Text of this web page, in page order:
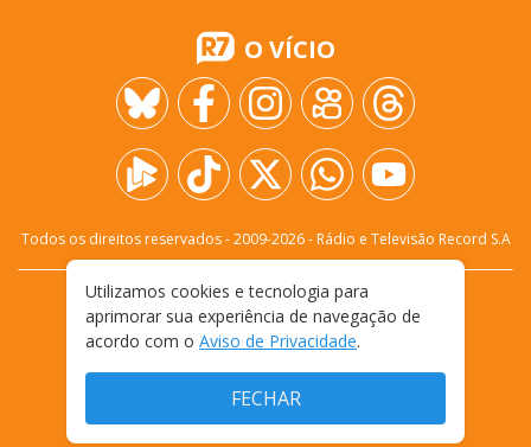
O VÍCIO
Todos os direitos reservados - 2009-2026- Rádio e Televisão Record S.A
FALE CONOSCO
PRIVACIDADE
TERMOS E CONDIÇÕES DE USO
Utilizamos cookies e tecnologia para
aprimorar sua experiência de navegação de
acordo com o Aviso de Privacidade.
FECHAR